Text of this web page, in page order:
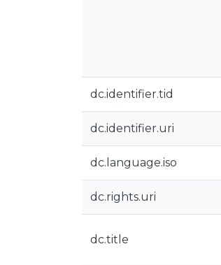
dc.identifier.tid
dc.identifier.uri
dc.language.iso
dc.rights.uri
dc.title